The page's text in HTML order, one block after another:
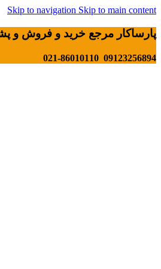
Skip to navigation Skip to main content
پارساکار مرجع خرید و فروش و
09123256894 021-86010110